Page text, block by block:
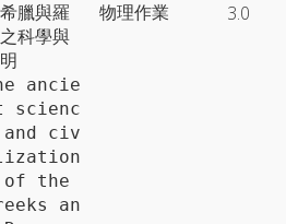
臘與羅
科學與
ancie
scienc
and civ
of the
an
物理作業 3.0